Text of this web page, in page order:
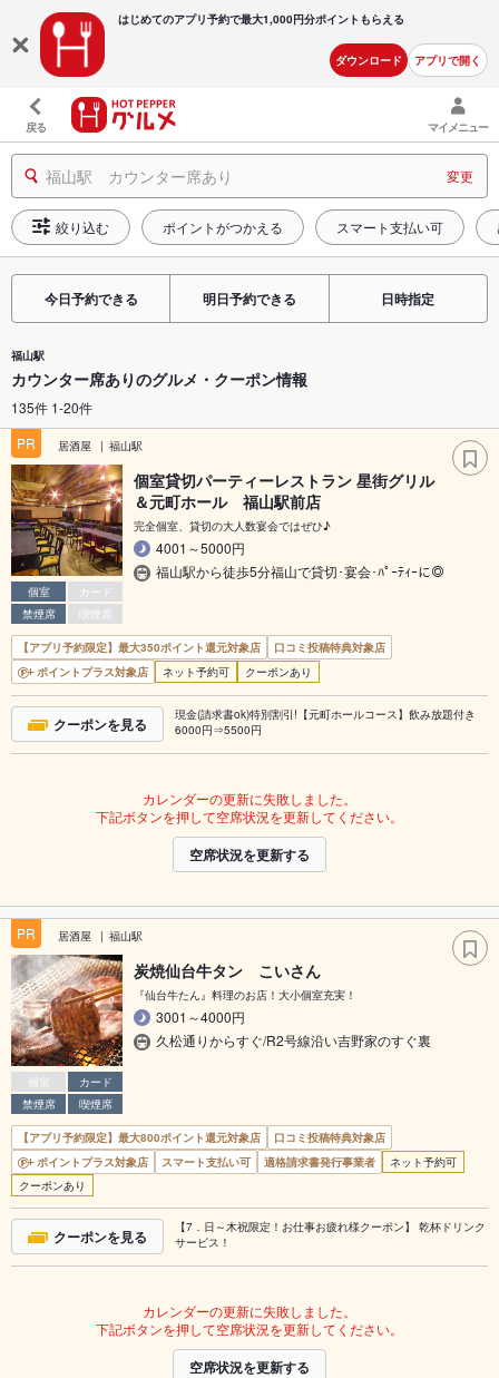
はじめてのアプリ予約で最大1,000円分ポイントもらえる
ダウンロード アプリで開く
戻る マイメニュー
福山駅 カウンター席あり 変更
絞り込む ポイントがつかえる スマート支払い可
今日予約できる 明日予約できる 日時指定
福山駅
カウンター席ありのグルメ・クーポン情報
135件 1-20件
PR
居酒屋 福山駅
個室
カード
禁煙席
喫煙席
個室貸切パーティーレストラン 星街グリル
＆元町ホール 福山駅前店
完全個室、貸切の大人数宴会ではぜひ♪
4001～5000円
福山駅から徒歩5分福山で貸切･宴会･ﾊﾟｰﾃｨｰに◎
【アプリ予約限定】最大350ポイント還元対象店
口コミ投稿特典対象店
ポイントプラス対象店
ネット予約可 クーポンあり
クーポンを見る
現金(請求書ok)特別割引!【元町ホールコース】飲み放題付き
6000円⇒5500円
カレンダーの更新に失敗しました。
下記ボタンを押して空席状況を更新してください。
空席状況を更新する
PR 居酒屋 福山駅
個室
カード
禁煙席
喫煙席
炭焼仙台牛タン こいさん
『仙台牛たん』料理のお店！大小個室充実！
3001～4000円
久松通りからすぐ/R2号線沿い吉野家のすぐ裏
【アプリ予約限定】最大800ポイント還元対象店
口コミ投稿特典対象店
ポイントプラス対象店
スマート支払い可 適格請求書発行事業者
ネット予約可
クーポンあり
クーポンを見る
【7．日～木祝限定！お仕事お疲れ様クーポン】 乾杯ドリンク
サービス！
カレンダーの更新に失敗しました。
下記ボタンを押して空席状況を更新してください。
空席状況を更新する